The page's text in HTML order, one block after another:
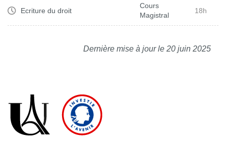
Ecriture du droit
Cours
Magistral
18h
Dernière mise à jour le 20 juin 2025